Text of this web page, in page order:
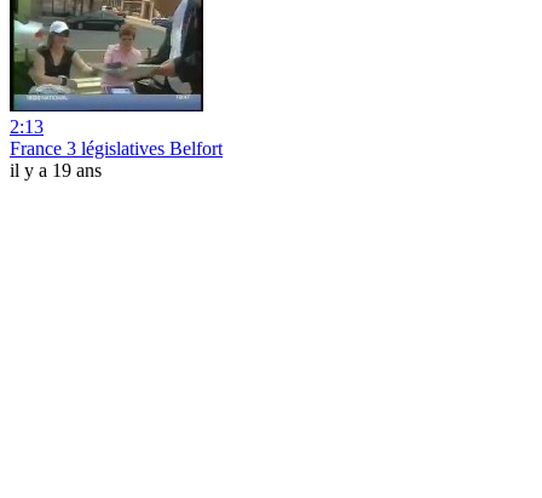
2:13
France 3 législatives Belfort
il y a 19 ans